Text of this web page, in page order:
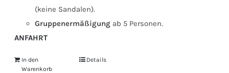
(keine Sandalen).
Gruppenermäßigung ab 5 Personen.
ANFAHRT
In den
Warenkorb
Details